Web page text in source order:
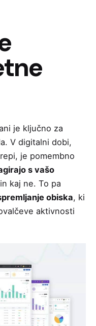
je ključno za
V digitalni dobi,
je pomembno
s vašo
kaj ne. To pa
obiska, ki
aktivnosti